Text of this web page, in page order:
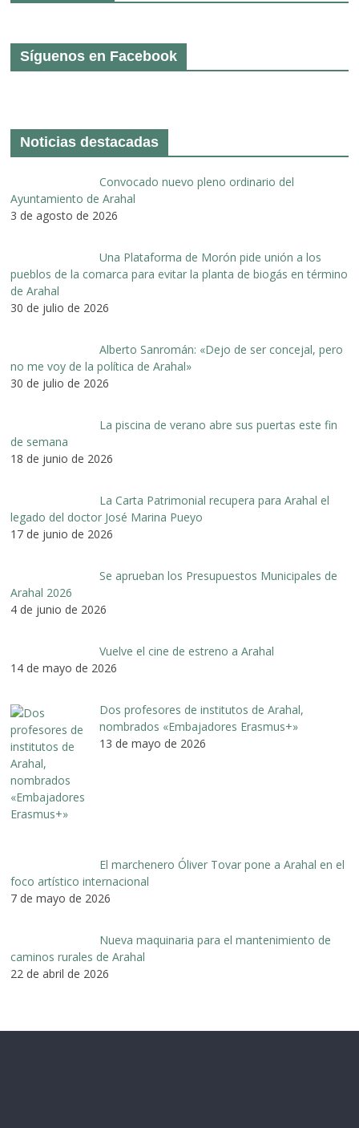
Síguenos en Facebook
Noticias destacadas
Convocado nuevo pleno ordinario del
Ayuntamiento de Arahal
3 de agosto de 2026
Una Plataforma de Morón pide unión a los
pueblos de la comarca para evitar la planta de biogás en término
de Arahal
30 de julio de 2026
Alberto Sanromán: «Dejo de ser concejal, pero
no me voy de la política de Arahal»
30 de julio de 2026
La piscina de verano abre sus puertas este fin
de semana
18 de junio de 2026
La Carta Patrimonial recupera para Arahal el
legado del doctor José Marina Pueyo
17 de junio de 2026
Se aprueban los Presupuestos Municipales de
Arahal 2026
4 de junio de 2026
Vuelve el cine de estreno a Arahal
14 de mayo de 2026
Dos profesores de institutos de Arahal,
nombrados «Embajadores Erasmus+»
13 de mayo de 2026
El marchenero Óliver Tovar pone a Arahal en el
foco artístico internacional
7 de mayo de 2026
Nueva maquinaria para el mantenimiento de
caminos rurales de Arahal
22 de abril de 2026